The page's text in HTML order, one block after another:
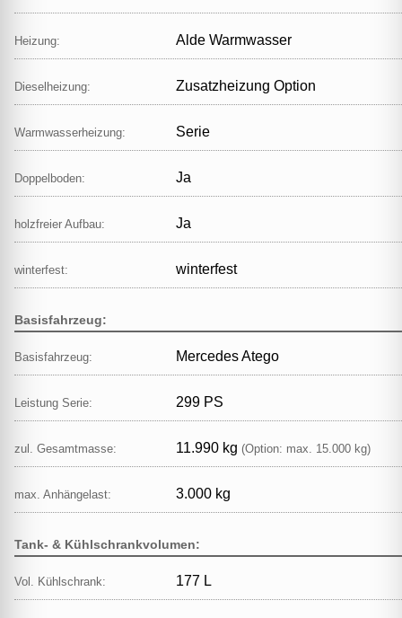
Heizung: Alde Warmwasser
Dieselheizung: Zusatzheizung Option
Warmwasserheizung: Serie
Doppelboden: Ja
holzfreier Aufbau: Ja
winterfest: winterfest
Basisfahrzeug:
Basisfahrzeug: Mercedes Atego
Leistung Serie: 299 PS
zul. Gesamtmasse: 11.990 kg (Option: max. 15.000 kg)
max. Anhängelast: 3.000 kg
Tank- & Kühlschrankvolumen:
Vol. Kühlschrank: 177 L